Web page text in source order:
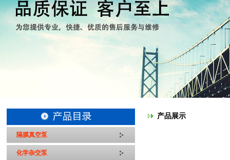
隔膜真空泵
化学杂交泵
产品展示